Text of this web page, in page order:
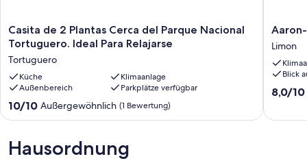
Casita
de
Plantas
Cerca
del
Parque
Nacional
Ideal
Para
Casita de 2 Plantas Cerca del Parque Nacional
Tortuguero. Ideal Para Relajarse
Tortuguero
Küche
Klimaanlage
Außenbereich
Parkplätze verfügbar
10.0
von
Außergewöhnlich,
(1
10/10 Außergewöhnlich (1 Bewertung)
Aaron-
Hütten
und
Touren
Limon
Limon
Blick
8.0
8,0/10
Hausordnung